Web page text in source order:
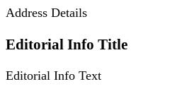
Address Details
Editorial Info Title
Editorial Info Text